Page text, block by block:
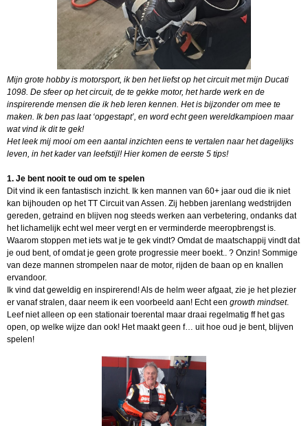
Mijn grote hobby is motorsport, ik ben het liefst op het circuit met mijn Ducati
1098. De sfeer op het circuit, de te gekke motor, het harde werk en de
inspirerende mensen die ik heb leren kennen. Het is bijzonder om mee te
maken. Ik ben pas laat ‘opgestapt’, en word echt geen wereldkampioen maar
wat vind ik dit te gek!
Het leek mij mooi om een aantal inzichten eens te vertalen naar het dagelijks
leven, in het kader van leefstijl! Hier komen de eerste 5 tips!
1. Je bent nooit te oud om te spelen
Dit vind ik een fantastisch inzicht. Ik ken mannen van 60+ jaar oud die ik niet
kan bijhouden op het TT Circuit van Assen. Zij hebben jarenlang wedstrijden
gereden, getraind en blijven nog steeds werken aan verbetering, ondanks dat
het lichamelijk echt wel meer vergt en er verminderde meeropbrengst is.
Waarom stoppen met iets wat je te gek vindt? Omdat de maatschappij vindt dat
je oud bent, of omdat je geen grote progressie meer boekt.. ? Onzin! Sommige
van deze mannen strompelen naar de motor, rijden de baan op en knallen
ervandoor.
Ik vind dat geweldig en inspirerend! Als de helm weer afgaat, zie je het plezier
er vanaf stralen, daar neem ik een voorbeeld aan! Echt een growth mindset.
Leef niet alleen op een stationair toerental maar draai regelmatig ff het gas
open, op welke wijze dan ook! Het maakt geen f… uit hoe oud je bent, blijven
spelen!